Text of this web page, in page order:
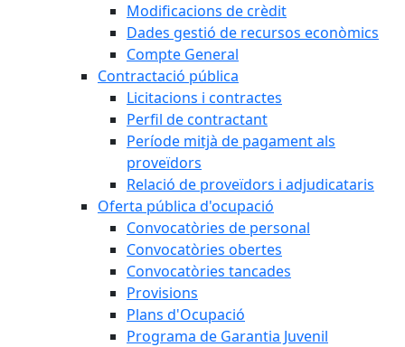
Modificacions de crèdit
Dades gestió de recursos econòmics
Compte General
Contractació pública
Licitacions i contractes
Perfil de contractant
Període mitjà de pagament als
proveïdors
Relació de proveïdors i adjudicataris
Oferta pública d'ocupació
Convocatòries de personal
Convocatòries obertes
Convocatòries tancades
Provisions
Plans d'Ocupació
Programa de Garantia Juvenil